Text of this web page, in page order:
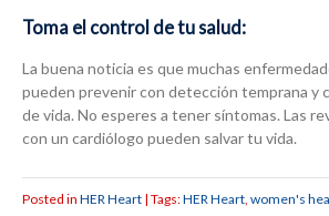
Toma el control de tu salud:
La buena noticia es que muchas
pueden prevenir con detección temprana y
de vida. No esperes a tener síntomas. Las
con un cardiólogo pueden salvar tu vida.
Posted in HER Heart | Tags:HER Heart women's